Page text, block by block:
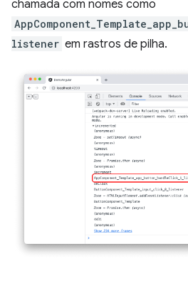
chamada com nomes como
listener em rastros de pilha.